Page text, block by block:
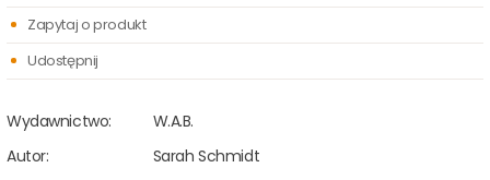
Wydawnictwo:
W.A.B.
Autor:
Sarah Schmidt
Zapytaj o produkt
Udostępnij